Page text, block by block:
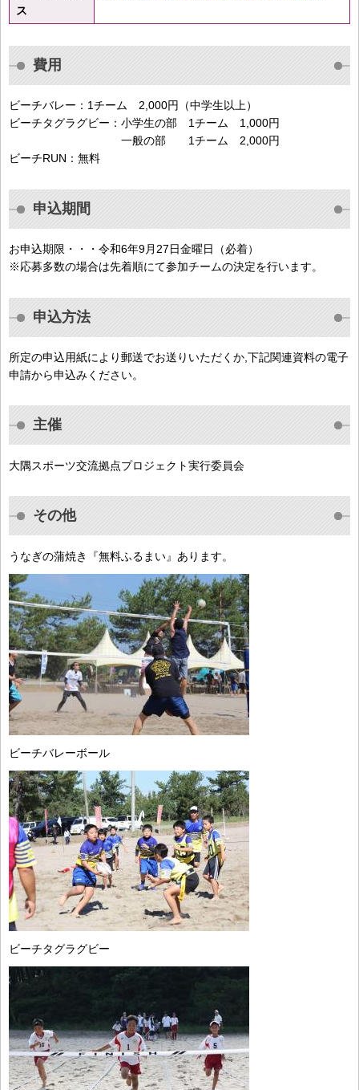
ス
費用
ビーチバレー：1チーム 2,000円（中学生以上）
ビーチタグラグビー：小学生の部 1チーム 1,000円
一般の部 1チーム 2,000円
ビーチRUN：無料
申込期間
お申込期限・・・令和6年9月27日金曜日（必着）
※応募多数の場合は先着順にて参加チームの決定を行います。
申込方法
所定の申込用紙により郵送でお送りいただくか,下記関連資料の電子
申請から申込みください。
主催
大隅スポーツ交流拠点プロジェクト実行委員会
その他
うなぎの蒲焼き『無料ふるまい』あります。
ビーチバレーボール
ビーチタグラグビー